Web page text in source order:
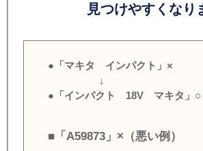
見つけやすくなり
●「マキタ インパクト」×
↓
●「インパクト 18V マキタ」○
■「A59873」×（悪い例）